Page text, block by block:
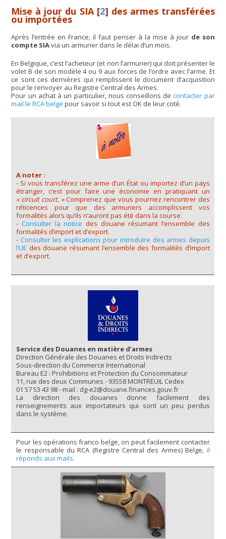
Mise à jour du SIA[2] des armes transférées
ou importées
Après l’entrée en France, il faut penser à la mise à jour de son
compte SIAvia un armurier dans le délai d’un mois.
En Belgique, c’est l’acheteur (et non l’armurier) qui doit présenter le
volet B de son modèle 4 ou 9 aux forces de l’ordre avec l’arme. Et
ce sont ces dernières qui remplissent le document d’acquisition
pour le renvoyer au Registre Central des Armes.
Pour un achat à un particulier, nous conseillons decontacter par
mail le RCA belge pour savoir si tout est OK de leur coté.
A noter :
- Si vous transférez une arme d’un État ou importez d’un pays
étranger, c’est pour faire une économie en pratiquant un
« circuit court. »Comprenez que vous pourriez rencontrer des
réticences pour que des armuriers accomplissent vos
formalités alors qu’ils n’auront pas été dans la course.
- Consulter la notice des douane résumant l’ensemble des
formalités d’import et d’export.
- Consulter les explications pour introduire des armes depuis
l’UE des douane résumant l’ensemble des formalités d’import
et d’export.
Service des Douanes en matière d’armes
Direction Générale des Douanes et Droits Indirects
Sous-direction du Commerce International
Bureau E2 : Prohibitions et Protection du Consommateur
11, rue des deux Communes - 93558 MONTREUIL Cedex
01 57 53 43 98 - mail : dg-e2@douane.finances.gouv.fr
La direction des douanes donne facilement des
renseignements aux importateurs qui sont un peu perdus
dans le système.
Pour les opérations franco belge, on peut facilement contacter
le responsable du RCA (Registre Central des Armes) Belge, il
réponds aux mails.